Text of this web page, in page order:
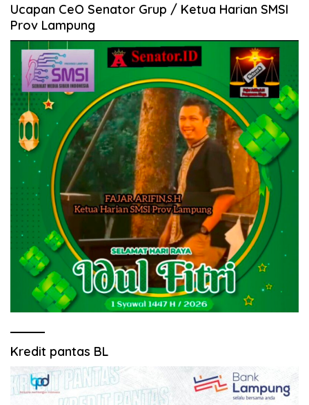
Ucapan CeO Senator Grup / Ketua Harian SMSI
Prov Lampung
Kredit pantas BL